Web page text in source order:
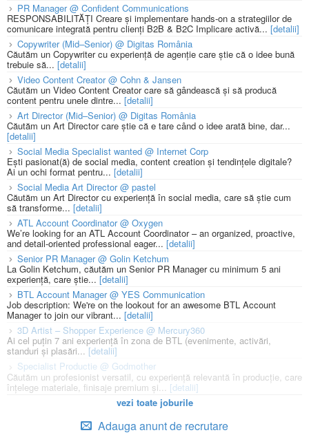
PR Manager @ Confident Communications
RESPONSABILITĂȚI Creare și implementare hands-on a strategiilor de
comunicare integrată pentru clienți B2B & B2C Implicare activă... [detalii]
Copywriter (Mid–Senior) @ Digitas România
Căutăm un Copywriter cu experiență de agenție care știe că o idee bună
trebuie să... [detalii]
Video Content Creator @ Cohn & Jansen
Căutăm un Video Content Creator care să gândească și să producă
content pentru unele dintre... [detalii]
Art Director (Mid–Senior) @ Digitas România
Căutăm un Art Director care știe că e tare când o idee arată bine, dar...
[detalii]
Social Media Specialist wanted @ Internet Corp
Ești pasionat(ă) de social media, content creation și tendințele digitale?
Ai un ochi format pentru... [detalii]
Social Media Art Director @ pastel
Căutăm un Art Director cu experiență în social media, care să știe cum
să transforme... [detalii]
ATL Account Coordinator @ Oxygen
We’re looking for an ATL Account Coordinator – an organized, proactive,
and detail-oriented professional eager... [detalii]
Senior PR Manager @ Golin Ketchum
La Golin Ketchum, căutăm un Senior PR Manager cu minimum 5 ani
experiență, care știe... [detalii]
BTL Account Manager @ YES Communication
Job description: We're on the lookout for an awesome BTL Account
Manager to join our vibrant... [detalii]
3D Artist – Shopper Experience @ Mercury360
Ai cel puțin 7 ani experiență în zona de BTL (evenimente, activări,
standuri și plasări... [detalii]
Specialist Productie @ Godmother
Căutăm un profesionist versatil, cu experiență relevantă în producție, care
înțelege materiale, finisaje premium și... [detalii]
vezi toate joburile
Adauga anunt de recrutare